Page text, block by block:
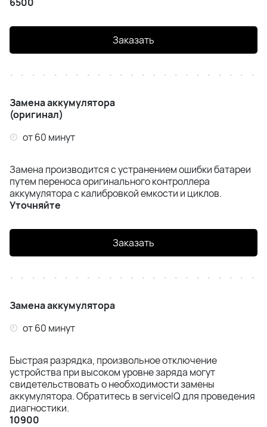
iPhone 12 Mini
iPhone 11 Pro Max
iPhone 11
iPhone XR
iPhone X
iPhone SE (2020) / SE (2022) / SE (2023)
iPhone 7 Plus
iPhone 7
Заказать
Замена аккумулятора
(оригинал)
от 60 минут
Замена производится с устранением ошибки батареи
путем переноса оригинального контроллера
аккумулятора с калибровкой емкости и циклов.
Уточняйте
Заказать
Замена аккумулятора
от 60 минут
Быстрая разрядка, произвольное отключение
устройства при высоком уровне заряда могут
свидетельствовать о необходимости замены
аккумулятора. Обратитесь в serviceIQ для проведения
диагностики.
10900